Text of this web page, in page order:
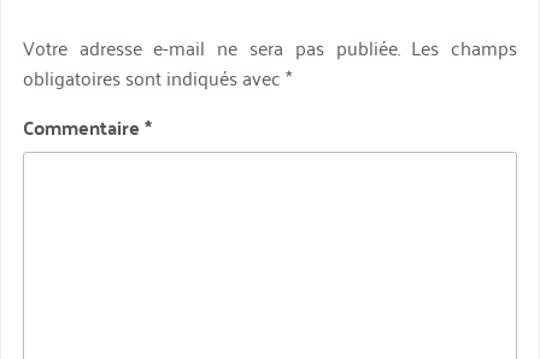
Votre adresse e-mail ne sera pas publiée. Les champs
obligatoires sont indiqués avec*
Commentaire*